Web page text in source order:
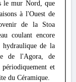
le mur Nord, que
à l'Ouest de
de la Stoa
coulant encore
hydraulique de la
de l'Agora, de
et
du Céramique.